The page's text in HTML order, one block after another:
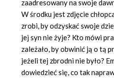
zaadresowany na swoje
W środku jest zdjęcie
zrobi, by odzyskać swoje
jej syn nie żyje? Kto mówi
zależało, by obwinić ją o tą
jeżeli tej zbrodni nie było?
dowiedzieć się, co tak